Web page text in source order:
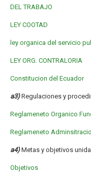
DEL TRABAJO
LEY COOTAD
ley organica del servicio
LEY ORG. CONTRALORIA
Constitucion del Ecuador
a3)Regulaciones y
Reglameneto Organico
Reglameneto
a4)Metas y objetivos
Objetivos